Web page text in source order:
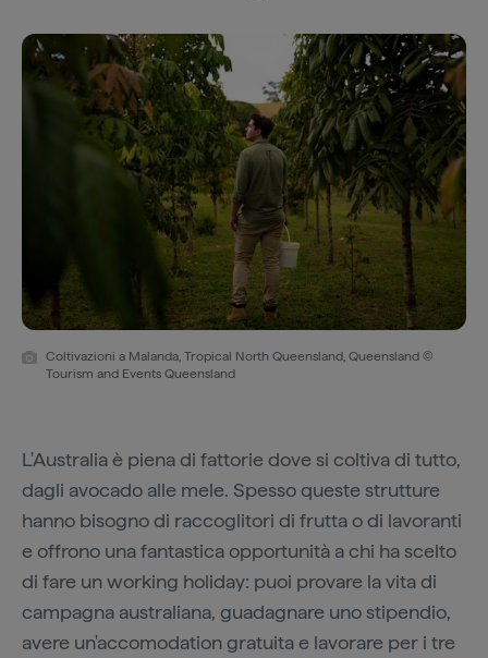
Coltivazioni a Malanda, Tropical North Queensland, Queensland ©
Tourism and Events Queensland
L'Australia è piena di fattorie dove si coltiva di tutto,
dagli avocado alle mele. Spesso queste strutture
hanno bisogno di raccoglitori di frutta o di lavoranti
e offrono una fantastica opportunità a chi ha scelto
di fare un working holiday: puoi provare la vita di
campagna australiana, guadagnare uno stipendio,
avere un'accomodation gratuita e lavorare per i tre